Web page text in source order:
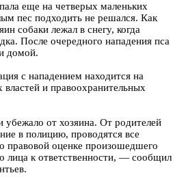
еще на четверых маленьких
пес подходить не решался. Как
собаки лежал в снегу, когда
После очередного нападения пса
домой.
с нападением находится на
властей и правоохранительных
от хозяина. От родителей
в полицию, проводятся все
правовой оценке произошедшего
лица к ответственности, — сообщил